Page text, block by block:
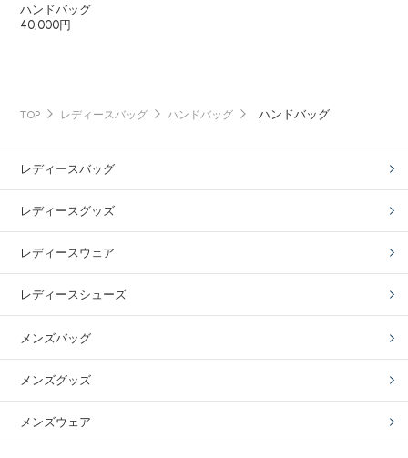
ハンドバッグ
40,000円
TOP レディースバッグ ハンドバッグ ハンドバッグ
レディースバッグ
レディースグッズ
レディースウェア
レディースシューズ
メンズバッグ
メンズグッズ
メンズウェア